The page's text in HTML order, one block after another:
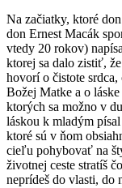
Na začiatky, ktoré
don Ernest Macák
vtedy 20 rokov)
ktorej sa dalo zistiť,
hovorí o čistote
Božej Matke a o
ktorých sa možno v
láskou k mladým
ktoré sú v ňom
cieľu pohybovať na
životnej ceste stratíš
neprídeš do vlasti, do